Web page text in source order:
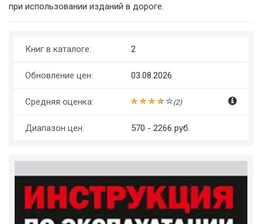
при использовании изданий в дороге.
Книг в каталоге: 2
Обновление цен: 03.08.2026
Средняя оценка: (2)
Диапазон цен: 570 - 2266 руб.